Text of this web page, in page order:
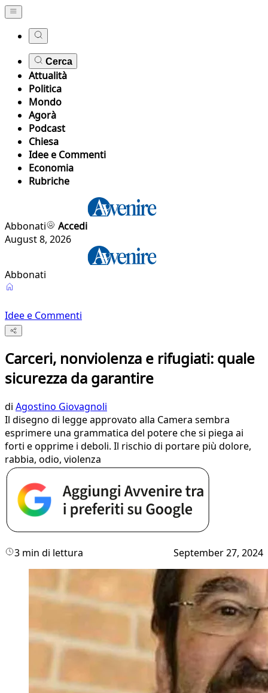
Cerca
Attualità
Politica
Mondo
Agorà
Podcast
Chiesa
Idee e Commenti
Economia
Rubriche
Abbonati
Accedi
August 8, 2026
Abbonati
Idee e Commenti
Carceri, nonviolenza e rifugiati: quale
sicurezza da garantire
di Agostino Giovagnoli
Il disegno di legge approvato alla Camera sembra
esprimere una grammatica del potere che si piega ai
forti e opprime i deboli. Il rischio di portare più dolore,
rabbia, odio, violenza
3 min di lettura September 27, 2024